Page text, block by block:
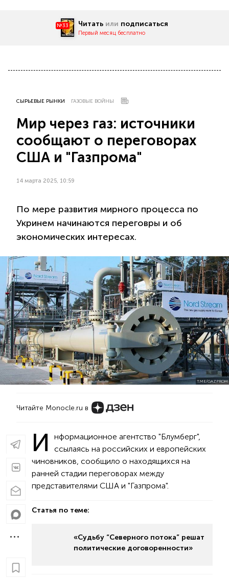
№33 Читать или подписаться
Первый месяц бесплатно
СЫРЬЕВЫЕ РЫНКИ ГАЗОВЫЕ ВОЙНЫ
Мир через газ: источники
сообщают о переговорах
США и "Газпрома"
14 марта 2025, 10:59
По мере развития мирного процесса по
Укринем начинаются переговры и об
экономических интересах.
T.ME/GAZPROM
Читайте Monocle.ru в
И
нформационное агентство "Блумберг",
ссылаясь на российских и европейских
чиновников, сообщило о находящихся на
ранней стадии переговорах между
представителями США и "Газпрома".
Статья по теме:
«Судьбу “Северного потока” решат
политические договоренности»